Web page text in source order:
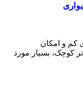
کم و امکان
کوچک، بسیار مورد